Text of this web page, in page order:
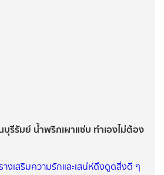
รีรัมย์ น้ำพริกเผาแซ่บ ทำเองไม่ต้อง